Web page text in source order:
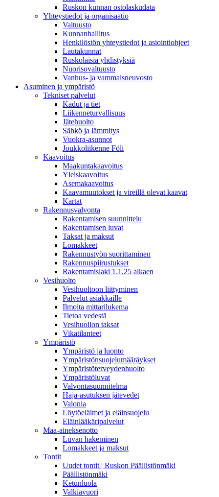
Ruskon kunnan ostolaskudata
Yhteystiedot ja organisaatio
Valtuusto
Kunnanhallitus
Henkilöstön yhteystiedot ja asiointiohjeet
Lautakunnat
Ruskolaisia yhdistyksiä
Nuorisovaltuusto
Vanhus- ja vammaisneuvosto
Asuminen ja ympäristö
Tekniset palvelut
Kadut ja tiet
Liikenneturvallisuus
Jätehuolto
Sähkö ja lämmitys
Vuokra-asunnot
Joukkoliikenne Föli
Kaavoitus
Maakuntakaavoitus
Yleiskaavoitus
Asemakaavoitus
Kaavamuutokset ja vireillä olevat kaavat
Kartat
Rakennusvalvonta
Rakentamisen suunnittelu
Rakentamisen luvat
Taksat ja maksut
Lomakkeet
Rakennustyön suorittaminen
Rakennuspiirustukset
Rakentamislaki 1.1.25 alkaen
Vesihuolto
Vesihuoltoon liittyminen
Palvelut asiakkaille
Ilmoita mittarilukema
Tietoa vedestä
Vesihuollon taksat
Vikatilanteet
Ympäristö
Ympäristö ja luonto
Ympäristönsuojelumääräykset
Ympäristöterveydenhuolto
Ympäristöluvat
Valvontasuunnitelma
Haja-asutuksen jätevedet
Valonia
Löytöeläimet ja eläinsuojelu
Eläinlääkäripalvelut
Maa-aineksenotto
Luvan hakeminen
Lomakkeet ja maksut
Tontit
Uudet tontit | Ruskon Päällistönmäki
Päällistönmäki
Ketunluola
Valkiavuori